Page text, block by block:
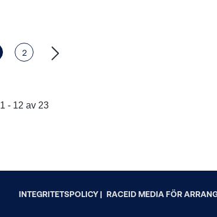
2
1 - 12 av 23
INTEGRITETSPOLICY | RACEID MEDIA FÖR